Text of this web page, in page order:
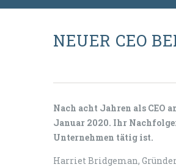
NEUER CEO
Nach acht Jahren als CEO
Januar 2020. Ihr
Unternehmen tätig ist.
Harriet Bridgeman,